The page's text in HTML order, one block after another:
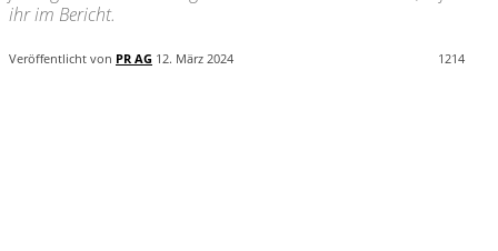
ihr im Bericht.
Veröffentlicht von PR AG 12. März 2024 1214